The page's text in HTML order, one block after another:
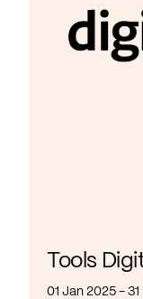
Tools
01 Jan 2025 -